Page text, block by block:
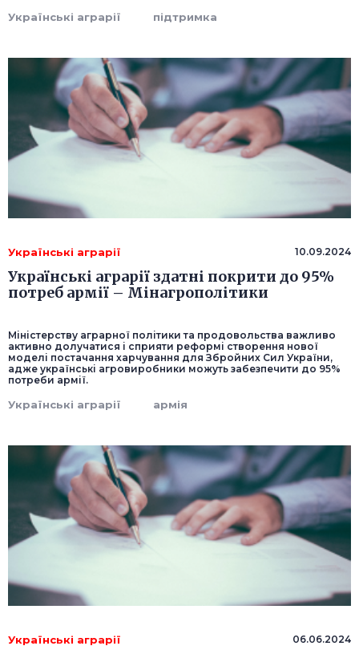
Українські аграрії підтримка
Українські аграрії 10.09.2024
Українські аграрії здатні покрити до 95%
потреб армії – Мінагрополітики
Міністерству аграрної політики та продовольства важливо
активно долучатися і сприяти реформі створення нової
моделі постачання харчування для Збройних Сил України,
адже українські агровиробники можуть забезпечити до 95%
потреби армії.
Українські аграрії армія
Українські аграрії 06.06.2024